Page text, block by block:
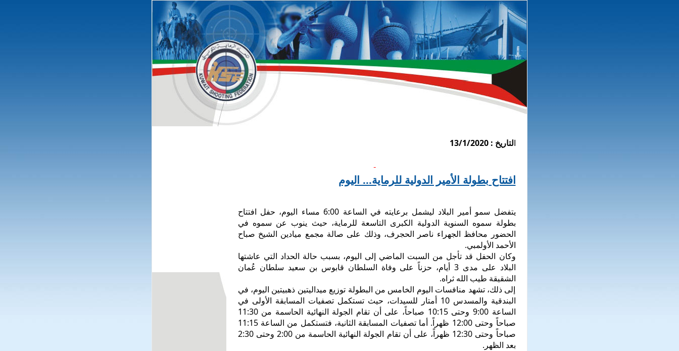
التاريخ : 13/1/2020
افتتاح بطولة الأمير الدولية للرماية... اليوم
يتفضل سمو أمير البلاد ليشمل برعايته في الساعة 6:00 مساء اليوم، حفل افتتاح
بطولة سموه السنوية الدولية الكبرى التاسعة للرماية، حيث ينوب عن سموه في
الحضور محافظ الجهراء ناصر الحجرف، وذلك على صالة مجمع ميادين الشيخ صباح
الأحمد الأولمبي.
وكان الحفل قد تأجل من السبت الماضي إلى اليوم، بسبب حالة الحداد التي عاشتها
البلاد على مدى 3 أيام، حزناً على وفاة السلطان قابوس بن سعيد سلطان عُمان
الشقيقة طيب الله ثراه.
إلى ذلك، تشهد منافسات اليوم الخامس من البطولة توزيع ميداليتين ذهبيتين اليوم، في
البندقية والمسدس 10 أمتار للسيدات، حيث تستكمل تصفيات المسابقة الأولى في
الساعة 9:00 وحتى 10:15 صباحاً، على أن تقام الجولة النهائية الحاسمة من 11:30
صباحاً وحتى 12:00 ظهراً. أما تصفيات المسابقة الثانية، فتستكمل من الساعة 11:15
صباحاً وحتى 12:30 ظهراً، على أن تقام الجولة النهائية الحاسمة من 2:00 وحتى 2:30
بعد الظهر.